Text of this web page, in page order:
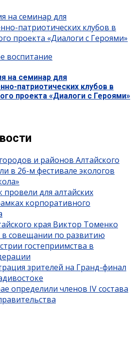
на семинар для
патриотических клубов в
проекта «Диалоги с Героями»
воспитание
на семинар для
патриотических клубов в
проекта «Диалоги с Героями»
и районов Алтайского
в 26-м фестивале экологов
провели для алтайских
корпоративного
края Виктор Томенко
в совещании по развитию
гостеприимства в
зрителей на Гранд-финал
определили членов IV состава